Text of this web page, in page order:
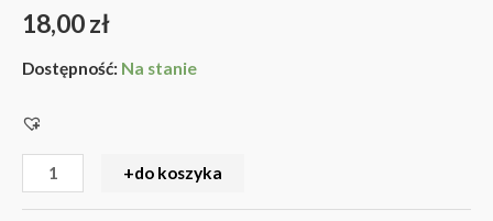
18,00zł
Dostępność: Na stanie
100
+do koszyka